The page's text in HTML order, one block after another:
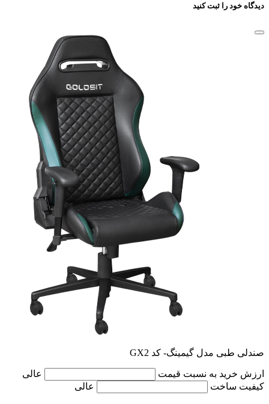
دیدگاه خود را ثبت کنید
صندلی طبی مدل گیمینگ- کد GX2
ارزش خرید به نسبت قیمت
عالی
کیفیت ساخت
عالی